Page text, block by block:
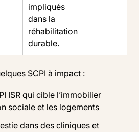
impliqués
dans la
réhabilitation
durable.
SCPI à impact :
ISR qui cible l’immobilier
sociale et les logements
dans des cliniques et